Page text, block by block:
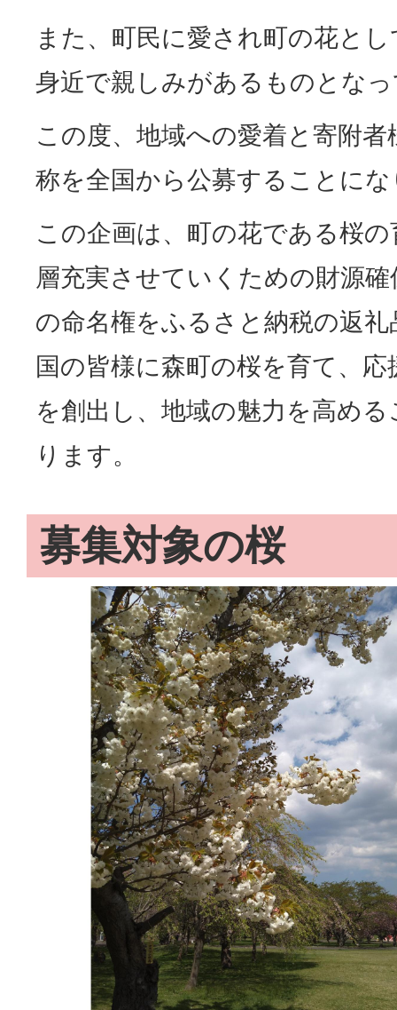
また、町民に愛され町の花と
身近で親しみがあるものとな
この度、地域への愛着と寄附
称を全国から公募することに
この企画は、町の花である桜
層充実させていくための財源
の命名権をふるさと納税の返
国の皆様に森町の桜を育て、
を創出し、地域の魅力を高め
ります。
募集対象の桜